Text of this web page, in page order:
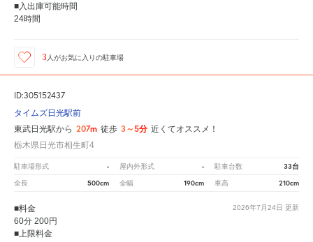
■入出庫可能時間
24時間
3人がお気に入りの駐車場
ID:305152437
タイムズ日光駅前
東武日光駅から 207m 徒歩 3～5分 近くてオススメ！
栃木県日光市相生町4
駐車場形式 - 屋内外形式 - 駐車台数 33台
全長 500cm 全幅 190cm 車高 210cm
2026年7月24日 更新
■料金
60分 200円
■上限料金